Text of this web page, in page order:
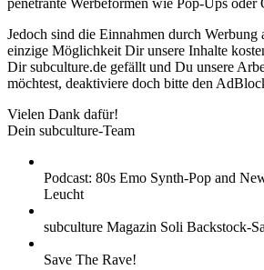
penetrante Werbeformen wie Pop-Ups oder
Jedoch sind die Einnahmen durch Werbung
einzige Möglichkeit Dir unsere Inhalte
Dir subculture.de gefällt und Du unsere
möchtest, deaktiviere doch bitte den
Vielen Dank dafür!
Dein subculture-Team
Podcast: 80s Emo Synth-Pop and
Leucht
subculture Magazin Soli Backstock-
Save The Rave!